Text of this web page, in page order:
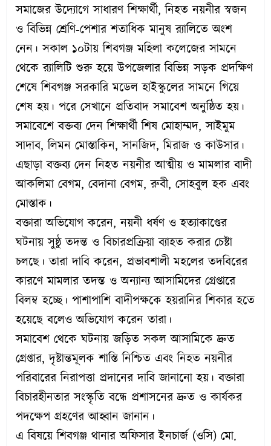
সমাজের উদ্যোগে সাধারণ শিক্ষার্থী, নিহত নয়নীর স্বজন
ও বিভিন্ন শ্রেণি-পেশার শতাধিক মানুষ র‌্যালিতে অংশ
নেন। সকাল ১০টায় শিবগঞ্জ মহিলা কলেজের সামনে
থেকে র‌্যালিটি শুরু হয়ে উপজেলার বিভিন্ন সড়ক প্রদক্ষিণ
শেষে শিবগঞ্জ সরকারি মডেল হাইস্কুলের সামনে গিয়ে
শেষ হয়। পরে সেখানে প্রতিবাদ সমাবেশ অনুষ্ঠিত হয়।
সমাবেশে বক্তব্য দেন শিক্ষার্থী শিষ মোহাম্মদ, সাইমুম
সাদাব, লিমন মোস্তাকিন, সানজিদ, মিরাজ ও কাউসার।
এছাড়া বক্তব্য দেন নিহত নয়নীর আত্মীয় ও মামলার বাদী
আকলিমা বেগম, বেদানা বেগম, রুবী, সোহবুল হক এবং
মোস্তাক।
বক্তারা অভিযোগ করেন, নয়নী ধর্ষণ ও হত্যাকাণ্ডের
ঘটনায় সুষ্ঠু তদন্ত ও বিচারপ্রক্রিয়া ব্যাহত করার চেষ্টা
চলছে। তারা দাবি করেন, প্রভাবশালী মহলের তদবিরের
কারণে মামলার তদন্ত ও অন্যান্য আসামিদের গ্রেপ্তারে
বিলম্ব হচ্ছে। পাশাপাশি বাদীপক্ষকে হয়রানির শিকার হতে
হয়েছে বলেও অভিযোগ করেন তারা।
সমাবেশ থেকে ঘটনায় জড়িত সকল আসামিকে দ্রুত
গ্রেপ্তার, দৃষ্টান্তমূলক শাস্তি নিশ্চিত এবং নিহত নয়নীর
পরিবারের নিরাপত্তা প্রদানের দাবি জানানো হয়। বক্তারা
বিচারহীনতার সংস্কৃতি বন্ধে প্রশাসনের দ্রুত ও কার্যকর
পদক্ষেপ গ্রহণের আহ্বান জানান।
এ বিষয়ে শিবগঞ্জ থানার অফিসার ইনচার্জ (ওসি) মো.